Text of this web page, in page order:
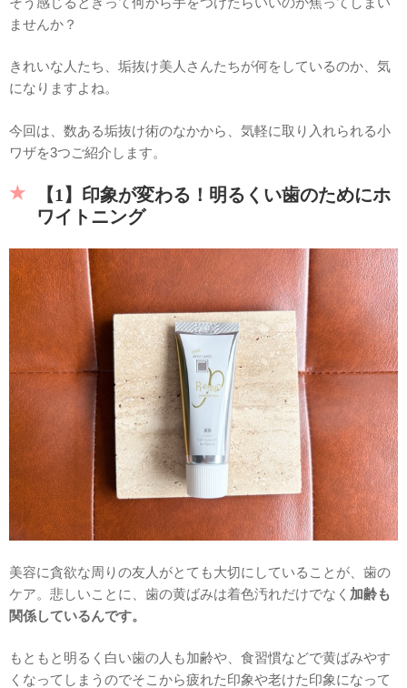
ませんか？
きれいな人たち、垢抜け美人さんたちが何をしているのか、気
になりますよね。
今回は、数ある垢抜け術のなかから、気軽に取り入れられる小
ワザを3つご紹介します。
【1】印象が変わる！明るくい歯のためにホ
ワイトニング
美容に貪欲な周りの友人がとても大切にしていることが、歯の
ケア。悲しいことに、歯の黄ばみは着色汚れだけでなく 加齢も
関係しているんです。
もともと明るく白い歯の人も加齢や、食習慣などで黄ばみやす
くなってしまうのでそこから疲れた印象や老けた印象になって